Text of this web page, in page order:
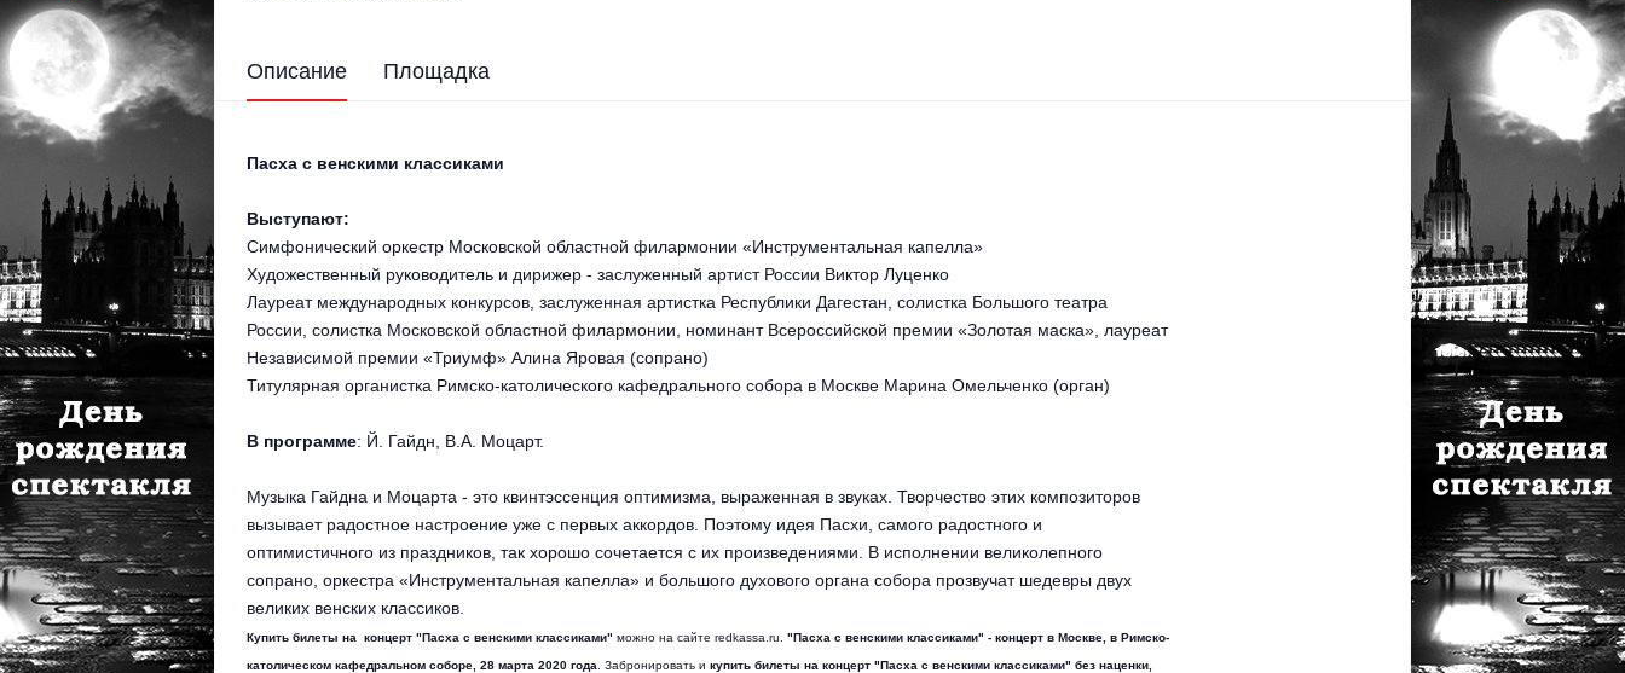
Описание Площадка
Пасха с венскими классиками
Выступают:
Симфонический оркестр Московской областной филармонии «Инструментальная капелла»
Художественный руководитель и дирижер - заслуженный артист России Виктор Луценко
Лауреат международных конкурсов, заслуженная артистка Республики Дагестан, солистка Большого театра
России, солистка Московской областной филармонии, номинант Всероссийской премии «Золотая маска», лауреат
Независимой премии «Триумф» Алина Яровая (сопрано)
Титулярная органистка Римско-католического кафедрального собора в Москве Марина Омельченко (орган)
В программе: Й. Гайдн, В.А. Моцарт.
Музыка Гайдна и Моцарта - это квинтэссенция оптимизма, выраженная в звуках. Творчество этих композиторов
вызывает радостное настроение уже с первых аккордов. Поэтому идея Пасхи, самого радостного и
оптимистичного из праздников, так хорошо сочетается с их произведениями. В исполнении великолепного
сопрано, оркестра «Инструментальная капелла» и большого духового органа собора прозвучат шедевры двух
великих венских классиков.
Купить билеты на концерт "Пасха с венскими классиками" можно на сайте redkassa.ru. "Пасха с венскими классиками" - концерт в Москве, в Римско-
католическом кафедральном соборе , 28 марта 2020 года . Забронировать и купить билеты на концерт "Пасха с венскими классиками" без наценки,